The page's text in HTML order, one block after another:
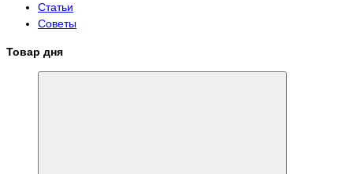
Статьи
Советы
Товар дня